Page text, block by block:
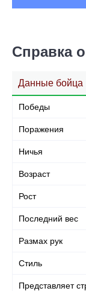
Справка
Данные бойца
Победы
Поражения
Ничья
Возраст
Рост
Последний вес
Размах рук
Стиль
Представляет